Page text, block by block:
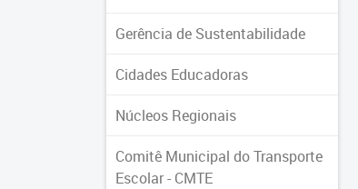
Gerência de Sustentabilidade
Cidades Educadoras
Núcleos Regionais
Comitê Municipal do Transporte
Escolar - CMTE